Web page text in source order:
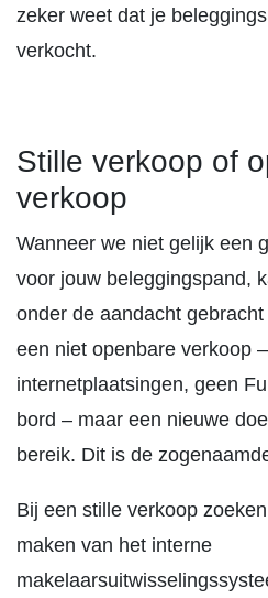
zeker weet dat je
verkocht.
Stille verkoop of
verkoop
Wanneer we niet gelijk een
voor jouw beleggingspand,
onder de aandacht
een niet openbare verkoop
internetplaatsingen, geen
bord – maar een nieuwe
bereik. Dit is de
Bij een stille verkoop
maken van het interne